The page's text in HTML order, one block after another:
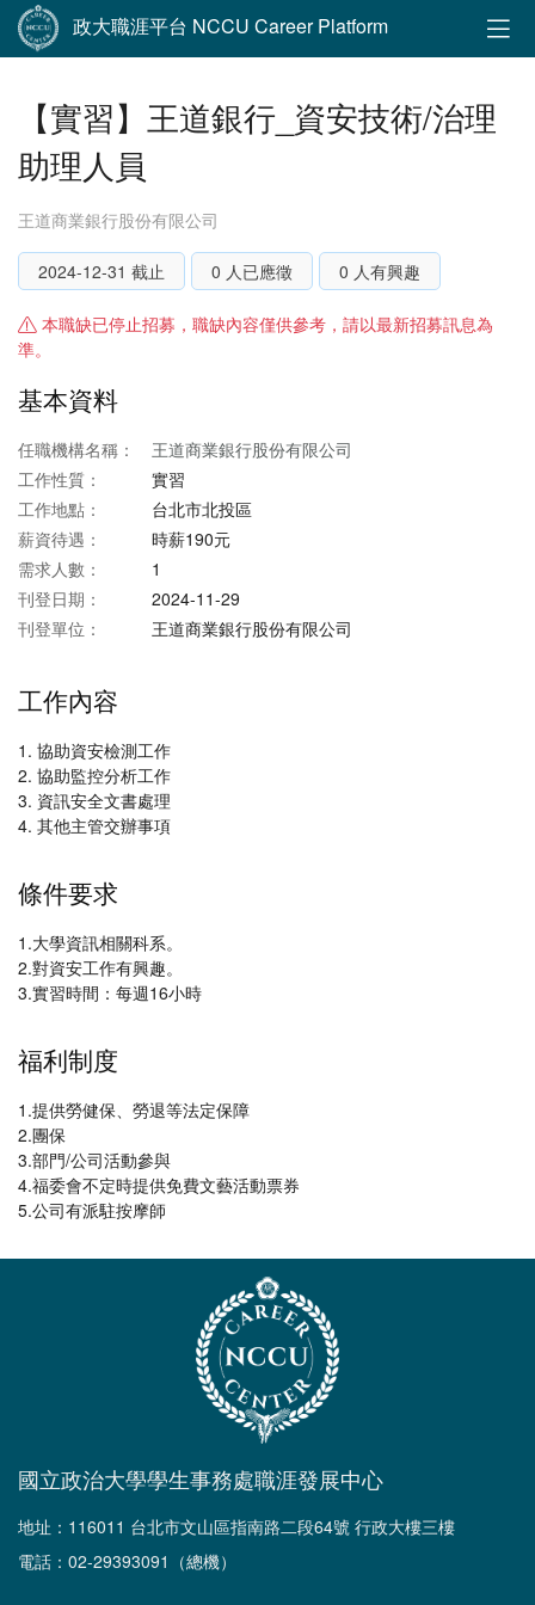
政大職涯平台 NCCU Career Platform
【實習】王道銀行_資安技術/治理
助理人員
王道商業銀行股份有限公司
2024-12-31 截止 0 人已應徵 0 人有興趣
本職缺已停止招募，職缺內容僅供參考，請以最新招募訊息為
準。
基本資料
任職機構名稱：
王道商業銀行股份有限公司
工作性質：
實習
工作地點：
台北市北投區
薪資待遇：
時薪190元
需求人數：
1
刊登日期：
2024-11-29
刊登單位：
王道商業銀行股份有限公司
工作內容
1. 協助資安檢測工作
2. 協助監控分析工作
3. 資訊安全文書處理
4. 其他主管交辦事項
條件要求
1.大學資訊相關科系。
2.對資安工作有興趣。
3.實習時間：每週16小時
福利制度
1.提供勞健保、勞退等法定保障
2.團保
3.部門/公司活動參與
4.福委會不定時提供免費文藝活動票券
5.公司有派駐按摩師
國立政治大學學生事務處職涯發展中心
地址：116011 台北市文山區指南路二段64號 行政大樓三樓
電話：02-29393091（總機）